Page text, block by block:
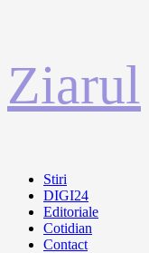
la
conținut
Ziarul
Primary
Menu
Stiri
DIGI24
Editoriale
Cotidian
Contact